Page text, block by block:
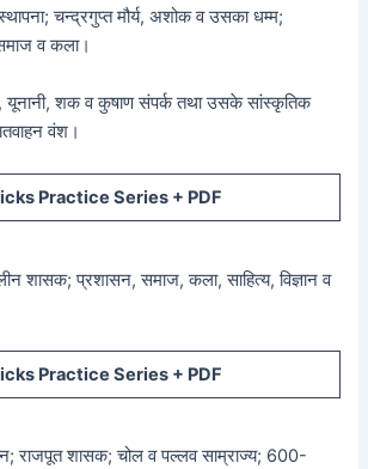
चन्द्रगुप्त मौर्य, अशोक व उसका धम्म;
व कला।
यूनानी, शक व कुषाण संपर्क तथा उसके सांस्कृतिक
वंश।
Practice Series + PDF
शासक; प्रशासन, समाज, कला, साहित्य, विज्ञान व
Practice Series + PDF
राजपूत शासक; चोल व पल्लव साम्राज्य; 600-